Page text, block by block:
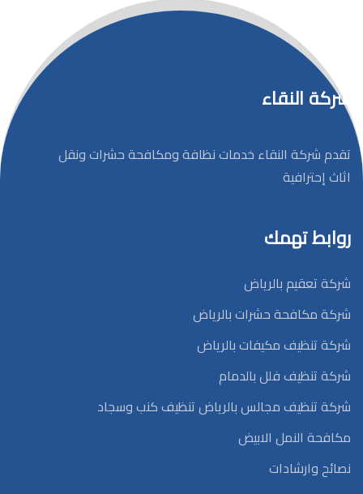
شركة النقاء
تقدم شركة النقاء خدمات نظافة ومكافحة حشرات ونقل
اثاث إحترافية
روابط تهمك
شركة تعقيم بالرياض
شركة مكافحة حشرات بالرياض
شركة تنظيف مكيفات بالرياض
شركة تنظيف فلل بالدمام
شركة تنظيف مجالس بالرياض تنظيف كنب وسجاد
مكافحة النمل الابيض
نصائح وارشادات